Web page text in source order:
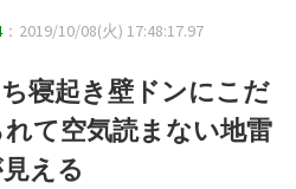
：2019/10/08(火) 17:48:17.97
寝起き壁ドンにこだ
て空気読まない地雷
える